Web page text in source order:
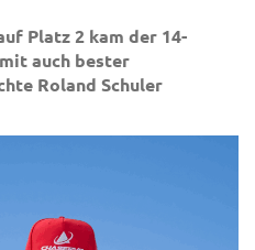
Platz 2 kam der 14-
auch bester
Roland Schuler